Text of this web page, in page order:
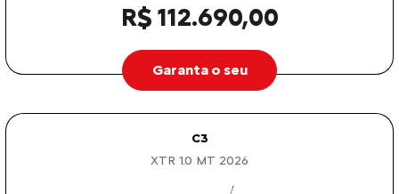
R$ 112.690,00
Garanta o seu
C3
XTR 1.0 MT 2026